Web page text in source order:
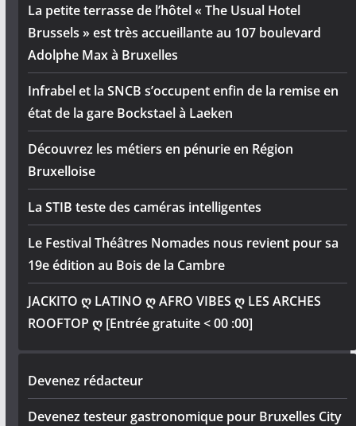
La petite terrasse de l’hôtel « The Usual Hotel
Brussels » est très accueillante au 107 boulevard
Adolphe Max à Bruxelles
Infrabel et la SNCB s’occupent enfin de la remise en
état de la gare Bockstael à Laeken
Découvrez les métiers en pénurie en Région
Bruxelloise
La STIB teste des caméras intelligentes
Le Festival Théâtres Nomades nous revient pour sa
19e édition au Bois de la Cambre
JACKITO ღ LATINO ღ AFRO VIBES ღ LES ARCHES
ROOFTOP ღ [Entrée gratuite < 00 :00]
Devenez rédacteur
Devenez testeur gastronomique pour Bruxelles City